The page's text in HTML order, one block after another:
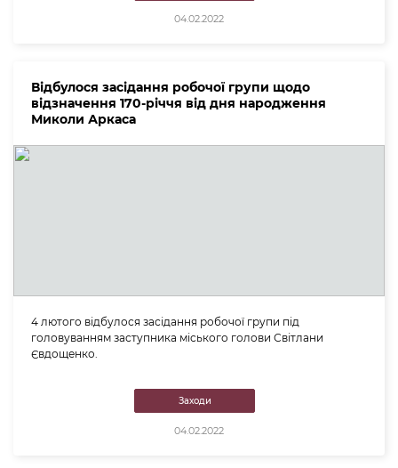
04.02.2022
Відбулося засідання робочої групи щодо
відзначення 170-річчя від дня народження
Миколи Аркаса
4 лютого відбулося засідання робочої групи під
головуванням заступника міського голови Світлани
Євдощенко.
Заходи
04.02.2022